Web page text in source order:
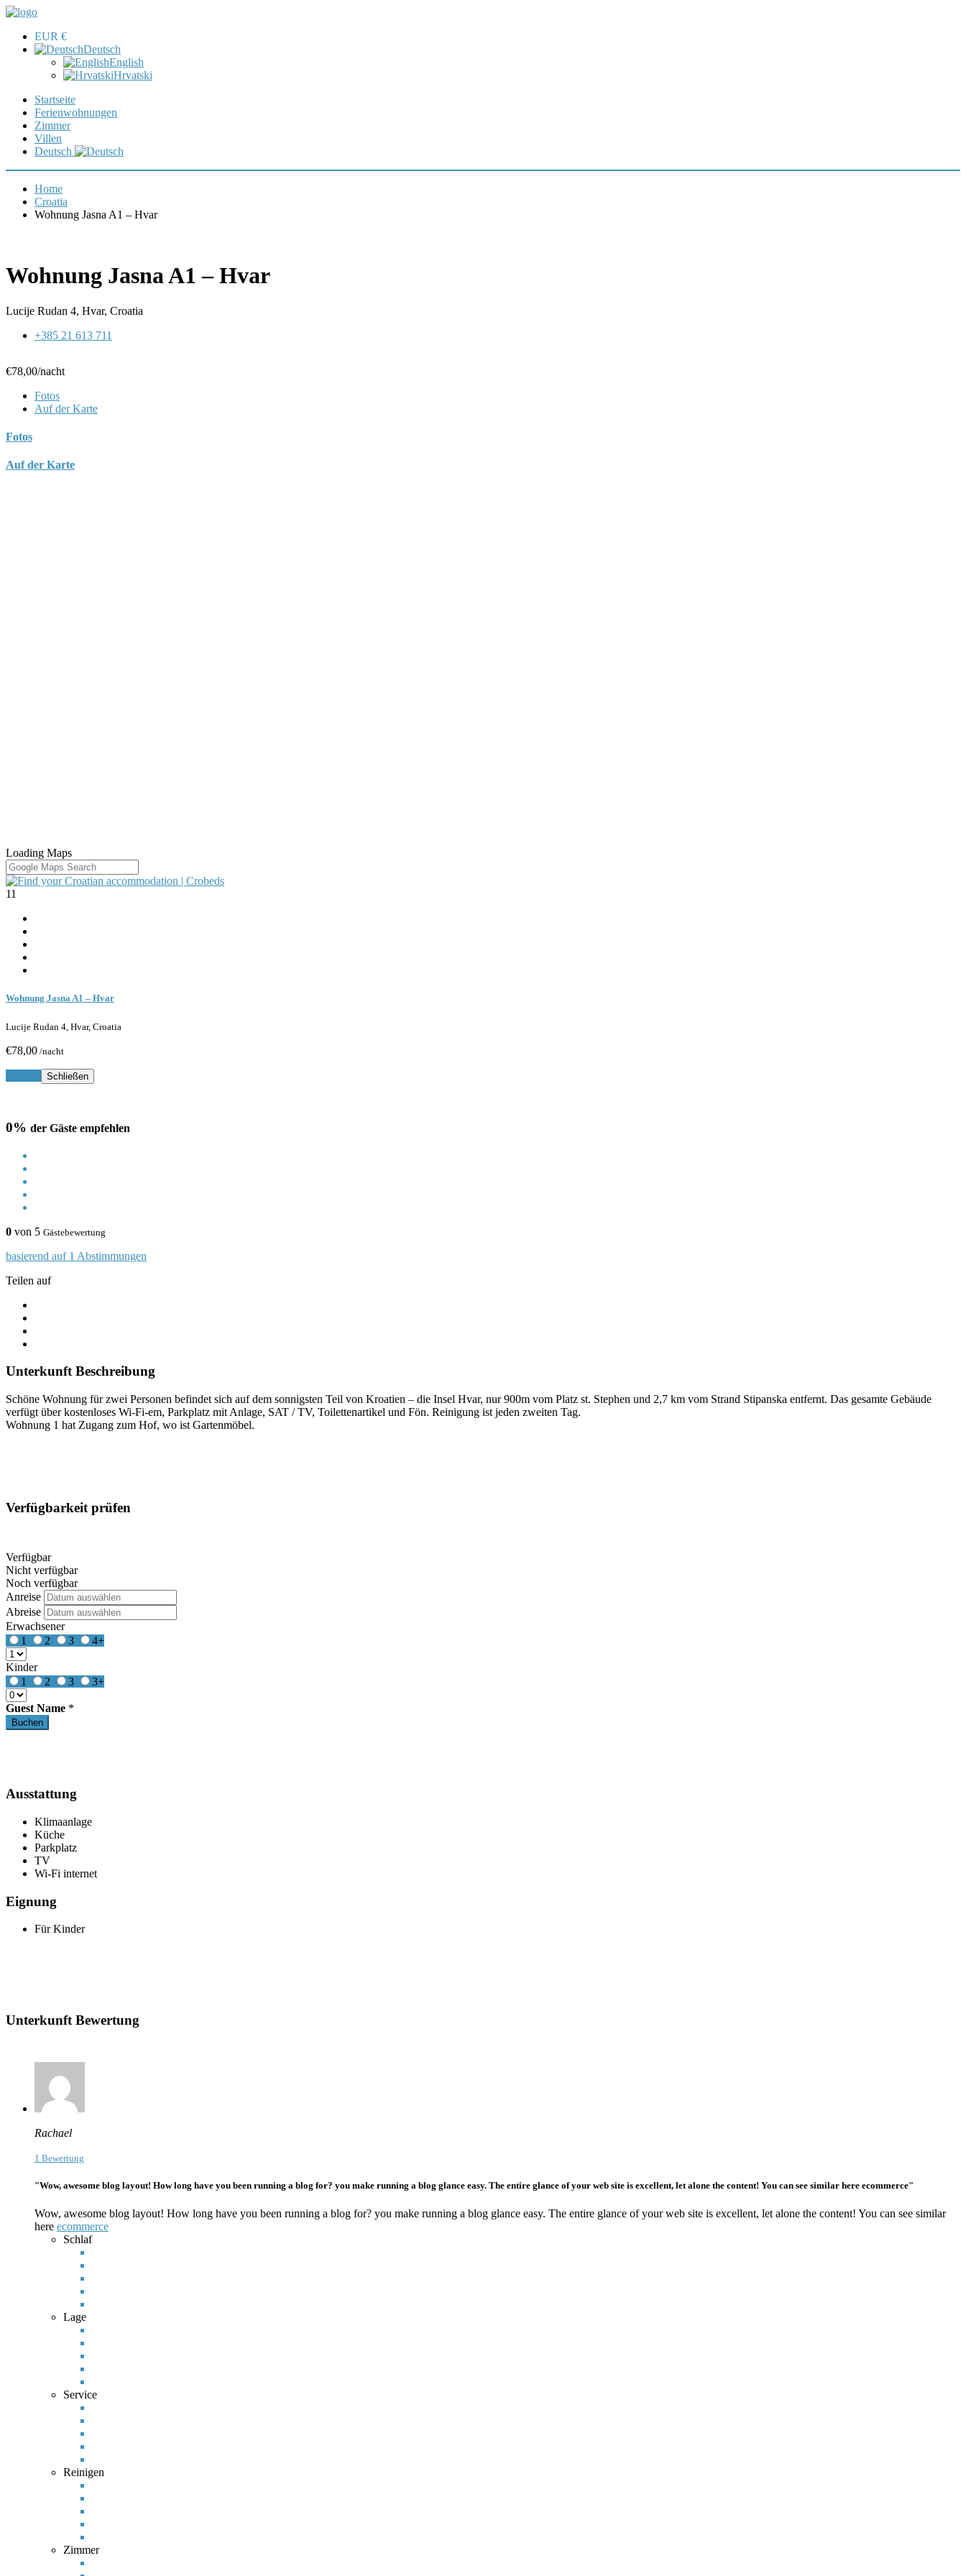
EUR €
Deutsch
English
Hrvatski
Startseite
Ferienwohnungen
Zimmer
Villen
Deutsch
Home
Croatia
Wohnung Jasna A1 – Hvar
Wohnung Jasna A1 – Hvar
Lucije Rudan 4, Hvar, Croatia
+385 21 613 711
€78,00/nacht
Fotos
Auf der Karte
Fotos
Auf der Karte
Loading Maps
11
Wohnung Jasna A1 – Hvar
Lucije Rudan 4, Hvar, Croatia
€78,00 /nacht
Schließen
0% der Gäste empfehlen
0 von 5 Gästebewertung
basierend auf 1 Abstimmungen
Teilen auf
Unterkunft Beschreibung
Schöne Wohnung für zwei Personen befindet sich auf dem sonnigsten Teil von Kroatien – die Insel Hvar, nur 900m vom Platz st. Stephen und 2,7 km vom Strand Stipanska entfernt. Das gesamte Gebäude
verfügt über kostenloses Wi-Fi-em, Parkplatz mit Anlage, SAT / TV, Toilettenartikel und Fön. Reinigung ist jeden zweiten Tag.
Wohnung 1 hat Zugang zum Hof, wo ist Gartenmöbel.
Verfügbarkeit prüfen
Verfügbar
Nicht verfügbar
Noch verfügbar
Anreise
Abreise
Erwachsener
1
2 3 4+
Kinder
1
2 3 3+
Guest Name *
Ausstattung
Klimaanlage
Küche
Parkplatz
TV
Wi-Fi internet
Eignung
Für Kinder
Unterkunft Bewertung
Rachael
1 Bewertung
"Wow, awesome blog layout! How long have you been running a blog for? you make running a blog glance easy. The entire glance of your web site is excellent, let alone the content! You can see similar here ecommerce"
Wow, awesome blog layout! How long have you been running a blog for? you make running a blog glance easy. The entire glance of your web site is excellent, let alone the content! You can see similar
here ecommerce
Schlaf
Lage
Service
Reinigen
Zimmer